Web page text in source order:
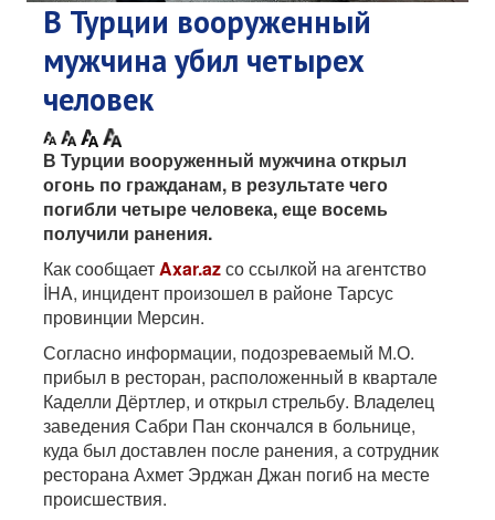
В Турции вооруженный
мужчина убил четырех
человек
В Турции вооруженный мужчина открыл
огонь по гражданам, в результате чего
погибли четыре человека, еще восемь
получили ранения.
Как сообщаетAxar.azсо ссылкой на агентство
İHA, инцидент произошел в районе Тарсус
провинции Мерсин.
Согласно информации, подозреваемый М.О.
прибыл в ресторан, расположенный в квартале
Каделли Дёртлер, и открыл стрельбу. Владелец
заведения Сабри Пан скончался в больнице,
куда был доставлен после ранения, а сотрудник
ресторана Ахмет Эрджан Джан погиб на месте
происшествия.